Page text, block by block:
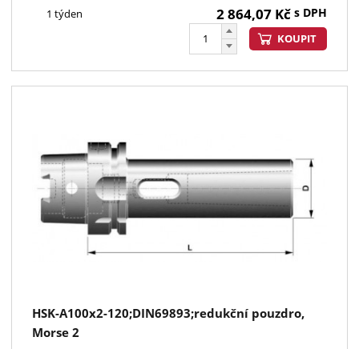
1 týden 2 864,07 Kč s DPH
KOUPIT
HSK-A100x2-120;DIN69893;redukční pouzdro,
Morse 2